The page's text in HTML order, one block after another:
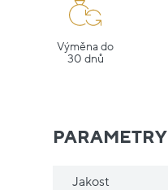
Výměna do
30 dnů
PARAMETRY
Jakost